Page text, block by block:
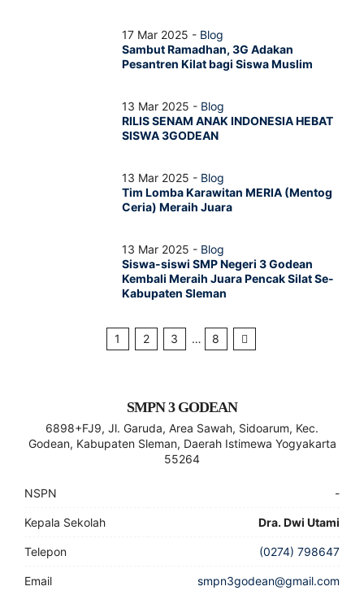
17 Mar 2025 - Blog
Sambut Ramadhan, 3G Adakan
Pesantren Kilat bagi Siswa Muslim
13 Mar 2025 - Blog
RILIS SENAM ANAK INDONESIA HEBAT
SISWA 3GODEAN
13 Mar 2025 - Blog
Tim Lomba Karawitan MERIA (Mentog
Ceria) Meraih Juara
13 Mar 2025 - Blog
Siswa-siswi SMP Negeri 3 Godean
Kembali Meraih Juara Pencak Silat Se-
Kabupaten Sleman
1 2 3 … 8
SMPN 3 GODEAN
6898+FJ9, Jl. Garuda, Area Sawah, Sidoarum, Kec.
Godean, Kabupaten Sleman, Daerah Istimewa Yogyakarta
55264
NSPN -
Kepala Sekolah Dra. Dwi Utami
Telepon (0274) 798647
Email smpn3godean@gmail.com